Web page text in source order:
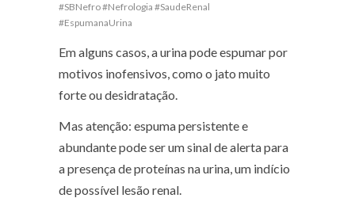
#SBNefro #Nefrologia #SaudeRenal
#EspumanaUrina
Em alguns casos, a urina pode espumar por
motivos inofensivos, como o jato muito
forte ou desidratação.
Mas atenção: espuma persistente e
abundante pode ser um sinal de alerta para
a presença de proteínas na urina, um indício
de possível lesão renal.